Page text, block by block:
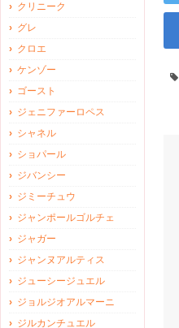
クリニーク
グレ
クロエ
ケンゾー
ゴースト
ジェニファーロペス
シャネル
ショパール
ジバンシー
ジミーチュウ
ジャンポールゴルチェ
ジャガー
ジャンヌアルティス
ジューシージュエル
ジョルジオアルマーニ
ジルカンチュエル